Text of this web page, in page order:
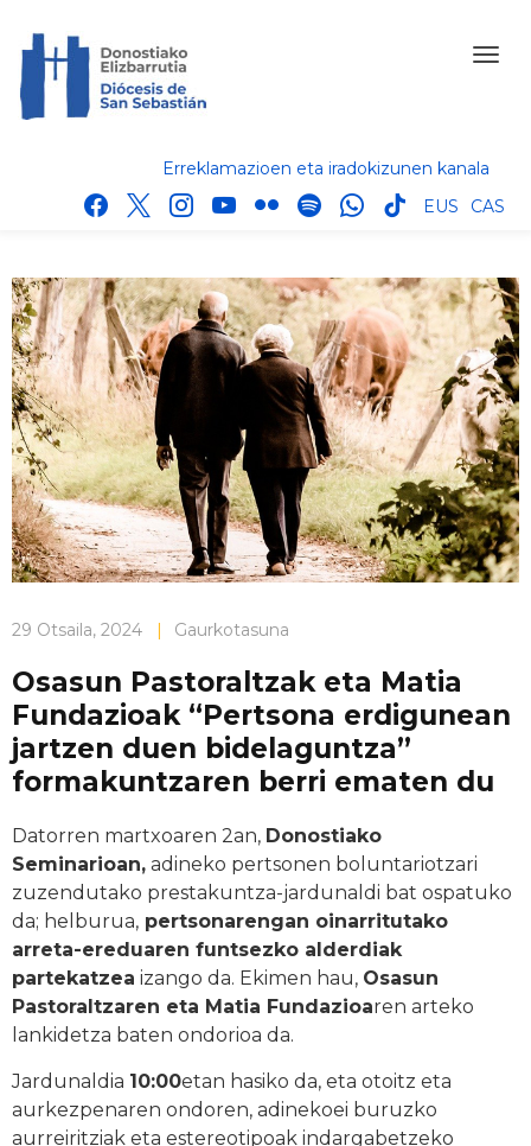
Erreklamazioen eta iradokizunen kanala
facebook
x instagram
youtube
flickr spotifywhatsapp
tik
EUS CAS
29 Otsaila, 2024 | Gaurkotasuna
Osasun Pastoraltzak eta Matia
Fundazioak “Pertsona erdigunean
jartzen duen bidelaguntza”
formakuntzaren berri ematen du
Datorren martxoaren 2an, Donostiako
Seminarioan, adineko pertsonen boluntariotzari
zuzendutako prestakuntza-jardunaldi bat ospatuko
da; helburua, pertsonarengan oinarritutako
arreta-ereduaren funtsezko alderdiak
partekatzea izango da. Ekimen hau, Osasun
Pastoraltzaren eta Matia Fundazioaren arteko
lankidetza baten ondorioa da.
Jardunaldia 10:00etan hasiko da, eta otoitz eta
aurkezpenaren ondoren, adinekoei buruzko
aurreiritziak eta estereotipoak indargabetzeko